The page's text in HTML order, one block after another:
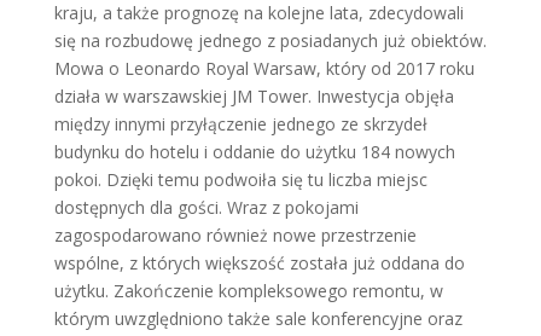
kraju, a także prognozę na kolejne lata, zdecydowali
się na rozbudowę jednego z posiadanych już obiektów.
Mowa o Leonardo Royal Warsaw, który od 2017 roku
działa w warszawskiej JM Tower. Inwestycja objęła
między innymi przyłączenie jednego ze skrzydeł
budynku do hotelu i oddanie do użytku 184 nowych
pokoi. Dzięki temu podwoiła się tu liczba miejsc
dostępnych dla gości. Wraz z pokojami
zagospodarowano również nowe przestrzenie
wspólne, z których większość została już oddana do
użytku. Zakończenie kompleksowego remontu, w
którym uwzględniono także sale konferencyjne oraz